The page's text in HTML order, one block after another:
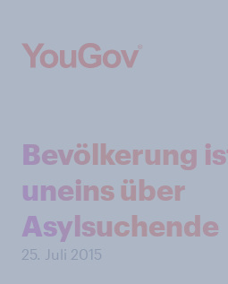
Bevölkerung
uneins über
Asylsuchende
25. Juli 2015